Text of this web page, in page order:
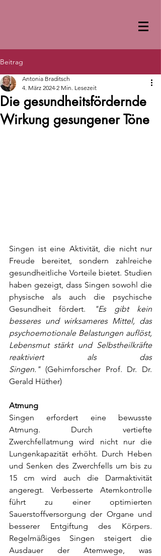
Beitrag
Die gesundheitsfördernde
Wirkung gesungener Töne
Antonia Braditsch
4. März 2024 2 Min. Lesezeit
Singen ist eine Aktivität, die nicht nur
Freude bereitet, sondern zahlreiche
gesundheitliche Vorteile bietet. Studien
haben gezeigt, dass Singen sowohl die
physische als auch die psychische
Gesundheit fördert.
"Es gibt kein
besseres und wirksameres Mittel, das
psychoemotionale Belastungen auflöst,
Lebensmut stärkt und Selbstheilkräfte
reaktiviert als das
Singen." (Gehirnforscher Prof. Dr. Dr.
Gerald Hüther)
Atmung
Singen erfordert eine bewusste
Atmung. Durch vertiefte
Zwerchfellatmung wird nicht nur die
Lungenkapazität erhöht. Durch Heben
und Senken des Zwerchfells um bis zu
15 cm wird auch die Darmaktivität
angeregt. Verbesserte Atemkontrolle
führt zu einer optimierten
Sauerstoffversorgung der Organe und
besserer Entgiftung des Körpers.
Regelmäßiges Singen steigert die
Ausdauer der Atemwege, was